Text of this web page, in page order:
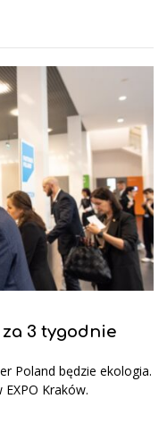
3 tygodnie
Poland będzie ekologia.
Kraków.